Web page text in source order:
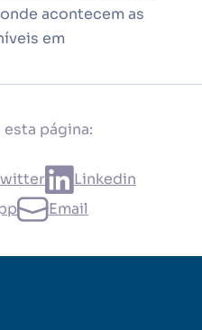
acontecem as
em
página:
Linkedin
Email